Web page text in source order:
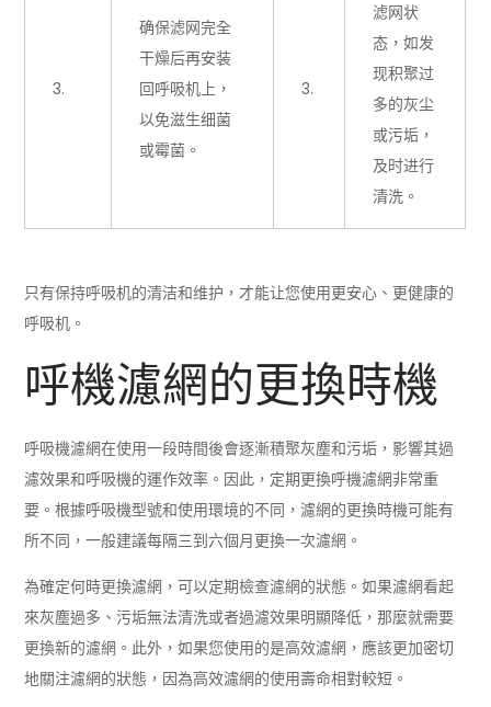
3.
确保滤网完全
干燥后再安装
回呼吸机上，
以免滋生细菌
或霉菌。
3.
滤网状
态，如发
现积聚过
多的灰尘
或污垢，
及时进行
清洗。
只有保持呼吸机的清洁和维护，才能让您使用更安心、更健康的
呼吸机。
呼機濾網的更換時機
呼吸機濾網在使用一段時間後會逐漸積聚灰塵和污垢，影響其過
濾效果和呼吸機的運作效率。因此，定期更換呼機濾網非常重
要。根據呼吸機型號和使用環境的不同，濾網的更換時機可能有
所不同，一般建議每隔三到六個月更換一次濾網。
為確定何時更換濾網，可以定期檢查濾網的狀態。如果濾網看起
來灰塵過多、污垢無法清洗或者過濾效果明顯降低，那麼就需要
更換新的濾網。此外，如果您使用的是高效濾網，應該更加密切
地關注濾網的狀態，因為高效濾網的使用壽命相對較短。